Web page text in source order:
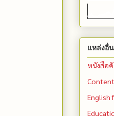
แหล่งอื่
หนังสือคั
Content
English